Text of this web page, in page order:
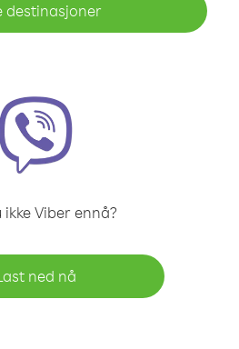
destinasjoner
ikke Viber ennå?
ned nå